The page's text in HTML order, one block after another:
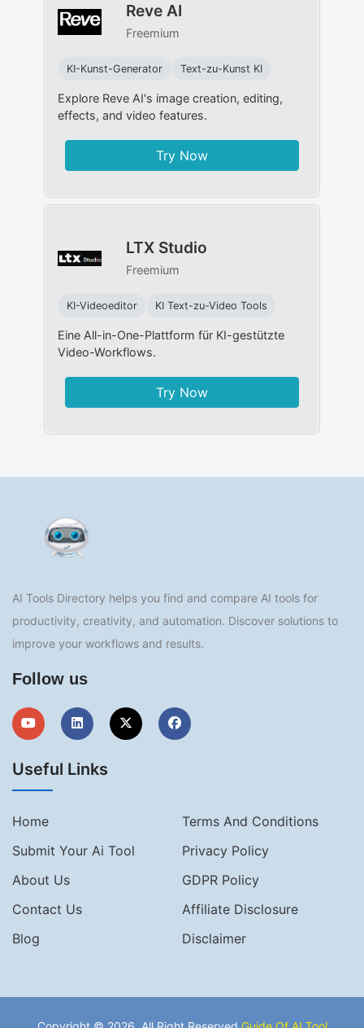
Reve AI
Freemium
KI-Kunst-Generator Text-zu-Kunst KI
Explore Reve AI's image creation, editing,
effects, and video features.
Try Now
LTX Studio
Freemium
KI-Videoeditor KI Text-zu-Video Tools
Eine All-in-One-Plattform für KI-gestützte
Video-Workflows.
Try Now
AI Tools Directory helps you find and compare AI tools for
productivity, creativity, and automation. Discover solutions to
improve your workflows and results.
Follow us
Useful Links
Home
Terms And Conditions
Submit Your Ai Tool
Privacy Policy
About Us
GDPR Policy
Contact Us
Affiliate Disclosure
Blog
Disclaimer